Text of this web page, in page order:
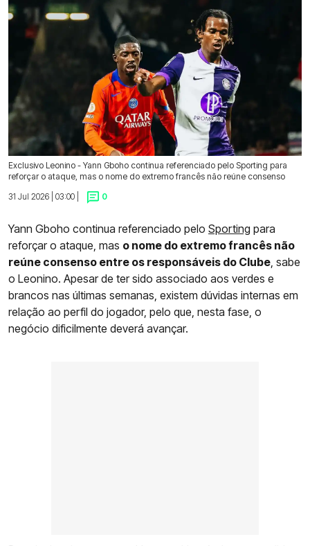
Exclusivo Leonino - Yann Gboho continua referenciado pelo Sporting para
reforçar o ataque, mas o nome do extremo francês não reúne consenso
31 Jul 2026 | 03:00 |
0
Yann Gboho continua referenciado pelo Sporting para
reforçar o ataque, mas o nome do extremo francês não
reúne consenso entre os responsáveis do Clube , sabe
o Leonino. Apesar de ter sido associado aos verdes e
brancos nas últimas semanas, existem dúvidas internas em
relação ao perfil do jogador, pelo que, nesta fase, o
negócio dificilmente deverá avançar.